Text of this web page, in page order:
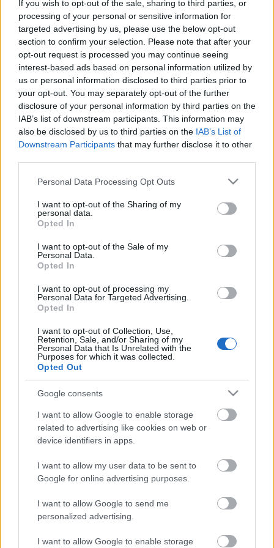
If you wish to opt-out of the sale, sharing to third parties, or
processing of your personal or sensitive information for
targeted advertising by us, please use the below opt-out
section to confirm your selection. Please note that after your
opt-out request is processed you may continue seeing
interest-based ads based on personal information utilized by
us or personal information disclosed to third parties prior to
your opt-out. You may separately opt-out of the further
disclosure of your personal information by third parties on the
IAB’s list of downstream participants. This information may
also be disclosed by us to third parties on the IAB’s List of
Downstream Participants that may further disclose it to other
Please note that this website/app uses one or more Google
not limited to your visit or usage behaviour. You may click to
grant or deny consent to Google and its third-party tags to
use your data for below specified purposes in below Google
consent section.
Personal Data Processing Opt Outs
I want to opt-out of the Sharing of my
personal data.
Opted In
I want to opt-out of the Sale of my
Personal Data.
Opted In
I want to opt-out of processing my
Personal Data for Targeted Advertising.
Opted In
I want to opt-out of Collection, Use,
Retention, Sale, and/or Sharing of my
Personal Data that Is Unrelated with the
Purposes for which it was collected.
Opted Out
Google consents
I want to allow Google to enable storage
related to advertising like cookies on web or
device identifiers in apps.
I want to allow my user data to be sent to
Google for online advertising purposes.
I want to allow Google to send me
personalized advertising.
I want to allow Google to enable storage
zona de descenso. El conjunto azulón se está mostrando
muy fiable en defensa (2 goles encajados en los últimos
cinco partidos) y buena culpa de ello la tienen el portero
David Soria y un centro de la zaga compuesto por Omar
Alderete y Domingos Duarte.
El futbolista portugués no contó nada para José Bordalás en
las primeras jornadas del campeonato, pero a partir de la
fecha 13 cambió su rol en el equipo y entró en el once
titular. En sus últimos cinco partidos, el zaguero luso ha
periodo con una media de 6,2.
Si tenemos en cuenta los partidos disputados en la segunda
vuelta, Domingos Duarte no ha bajado en ninguno de ellos
está sólo el férreo sistema defensivo del ‘Geta’, sino
también en su habilidad para acumular despejes. Promedia
Pese a su buena racha de puntos, el precio del jugador
valor de mercado de 1.510.000 € tras subir 1 millón en los
últimos 30 días.
Parte médico: los lesionados de la jornada 23
dejado varios jugadores
lesionados como Sergio Camello,
Barisic o Lucas Vázquez.
continuación.
Sexta temporada en LaLiga
Domingos Duarte (29 años) está afrontando su tercera